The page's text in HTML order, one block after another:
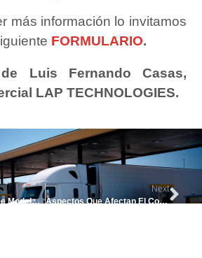
más información lo invitamos
FORMULARIO.
Luis Fernando Casas,
LAP TECHNOLOGIES.
Contextualización De Modelo De Aplicación Operacional Para Industrias .
Next
Aspectos Que Afectan El Consumo De Combustible En Vehículos De Carga Y Cómo Mejorarlo.